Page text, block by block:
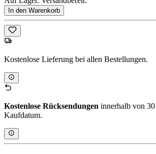
In den Warenkorb
Kostenlose Lieferung bei allen Bestellungen.
Kostenlose Rücksendungen innerhalb von
Kaufdatum.